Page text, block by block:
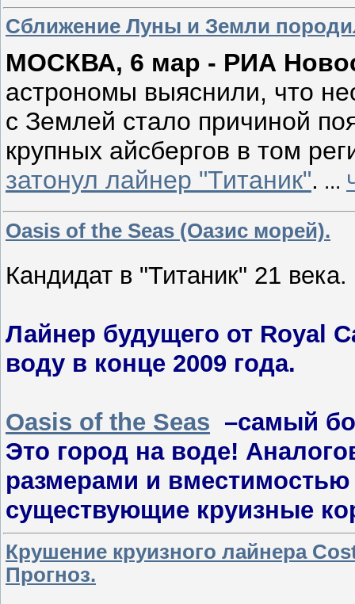
Сближение Луны и Земли
МОСКВА, 6 мар - РИА
астрономы выяснили, что
с Землей стало причиной
крупных айсбергов в том
затонул лайнер "Титаник". ...
Oasis of the Seas (Оазис морей).
Кандидат в "Титаник" 21 века.
Лайнер будущего от Royal
воду в конце 2009 года.
Oasis of the Seas –самый
Это город на воде!
размерами и
существующие круизные
Крушение круизного лайнера
Прогноз.